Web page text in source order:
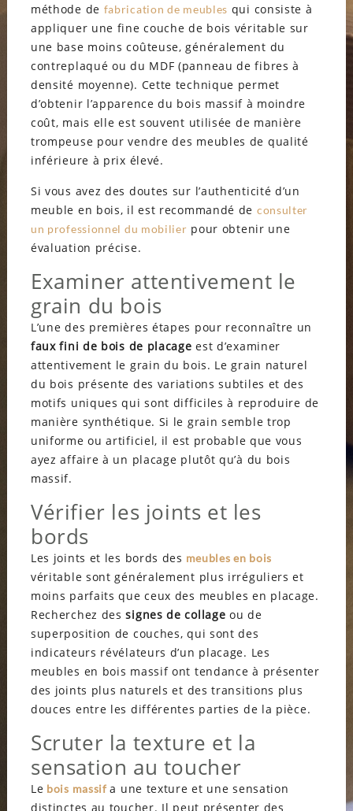
méthode de fabrication de meubles qui consiste à
appliquer une fine couche de bois véritable sur
une base moins coûteuse, généralement du
contreplaqué ou du MDF (panneau de fibres à
densité moyenne). Cette technique permet
d’obtenir l’apparence du bois massif à moindre
coût, mais elle est souvent utilisée de manière
trompeuse pour vendre des meubles de qualité
inférieure à prix élevé.
Si vous avez des doutes sur l’authenticité d’un
meuble en bois, il est recommandé de consulter
un professionnel du mobilier pour obtenir une
évaluation précise.
Examiner attentivement le
grain du bois
L’une des premières étapes pour reconnaître un
faux fini de bois de placage est d’examiner
attentivement le grain du bois. Le grain naturel
du bois présente des variations subtiles et des
motifs uniques qui sont difficiles à reproduire de
manière synthétique. Si le grain semble trop
uniforme ou artificiel, il est probable que vous
ayez affaire à un placage plutôt qu’à du bois
massif.
Vérifier les joints et les
bords
Les joints et les bords des meubles en bois
véritable sont généralement plus irréguliers et
moins parfaits que ceux des meubles en placage.
Recherchez dessignes de collage ou de
superposition de couches, qui sont des
indicateurs révélateurs d’un placage. Les
meubles en bois massif ont tendance à présenter
des joints plus naturels et des transitions plus
douces entre les différentes parties de la pièce.
Scruter la texture et la
sensation au toucher
Le bois massifa une texture et une sensation
distinctes au toucher. Il peut présenter des